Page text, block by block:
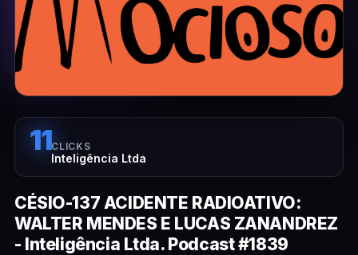
11CLICKS
Inteligência Ltda
CÉSIO-137 ACIDENTE RADIOATIVO:
WALTER MENDES E LUCAS ZANANDREZ
- Inteligência Ltda. Podcast #1839